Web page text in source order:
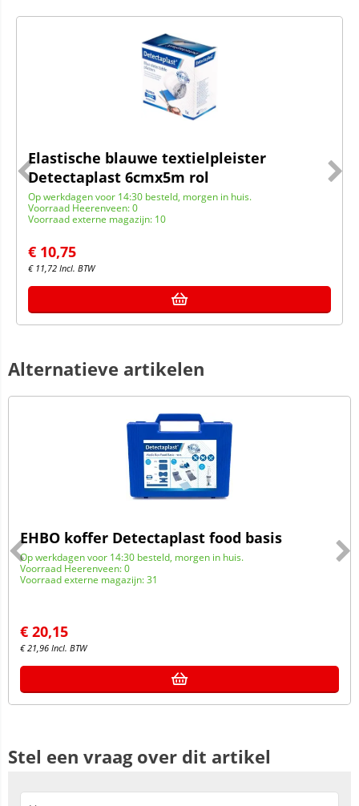
Elastische blauwe textielpleister
Detectaplast 6cmx5m rol
Op werkdagen voor 14:30 besteld, morgen in huis.
Voorraad Heerenveen: 0
Voorraad externe magazijn: 10
€ 10,75
€ 11,72 Incl. BTW
Alternatieve artikelen
EHBO koffer Detectaplast food basis
Op werkdagen voor 14:30 besteld, morgen in huis.
Voorraad Heerenveen: 0
Voorraad externe magazijn: 31
€ 20,15
€21,96 Incl. BTW
Stel een vraag over dit artikel